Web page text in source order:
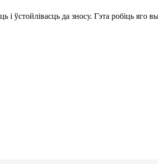
ўстойлівасць да зносу. Гэта робіць яго